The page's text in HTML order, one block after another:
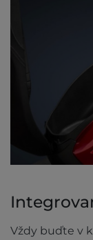
Vždy buďte v